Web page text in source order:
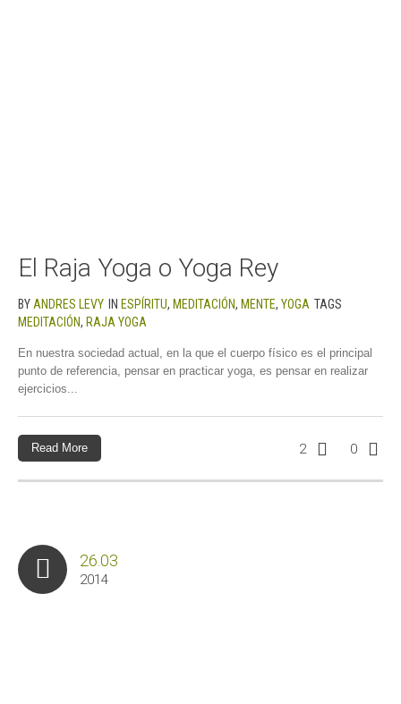
El Raja Yoga o Yoga Rey
BY ANDRES LEVY IN ESPÍRITU, MEDITACIÓN, MENTE, YOGA TAGS
MEDITACIÓN, RAJA YOGA
En nuestra sociedad actual, en la que el cuerpo físico es el principal
punto de referencia, pensar en practicar yoga, es pensar en realizar
ejercicios...
2 0
Read More
26.03
2014